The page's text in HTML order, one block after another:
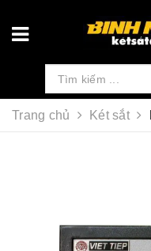
Trang chủ Két sắt